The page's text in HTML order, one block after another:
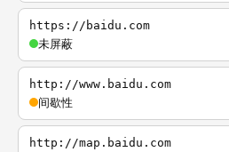
https://baidu.com
未屏蔽
http://www.baidu.com
间歇性
http://map.baidu.com